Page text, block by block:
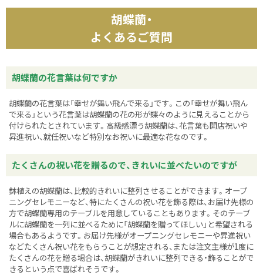
胡蝶蘭・
よくあるご質問
胡蝶蘭の花言葉は何ですか
胡蝶蘭の花言葉は「幸せが舞い飛んで来る」です。この「幸せが舞い飛ん
で来る」という花言葉は胡蝶蘭の花の形が蝶々のように見えることから
付けられたとされています。高級感漂う胡蝶蘭は、花言葉も開店祝いや
昇進祝い、就任祝いなど特別なお祝いに最適な花なのです。
たくさんの祝い花を贈るので、きれいに並べたいのですが
鉢植えの胡蝶蘭は、比較的きれいに整列させることができます。オープ
ニングセレモニーなど、特にたくさんの祝い花を飾る際は、お届け先様の
方で胡蝶蘭専用のテーブルを用意していることもあります。そのテーブ
ルに胡蝶蘭を一列に並べるために「胡蝶蘭を贈ってほしい」と希望される
場合もあるようです。お届け先様がオープニングセレモニーや昇進祝い
などたくさん祝い花をもらうことが想定される、または注文主様が1度に
たくさんの花を贈る場合は、胡蝶蘭がきれいに整列できる・飾ることがで
きるという点で喜ばれそうです。